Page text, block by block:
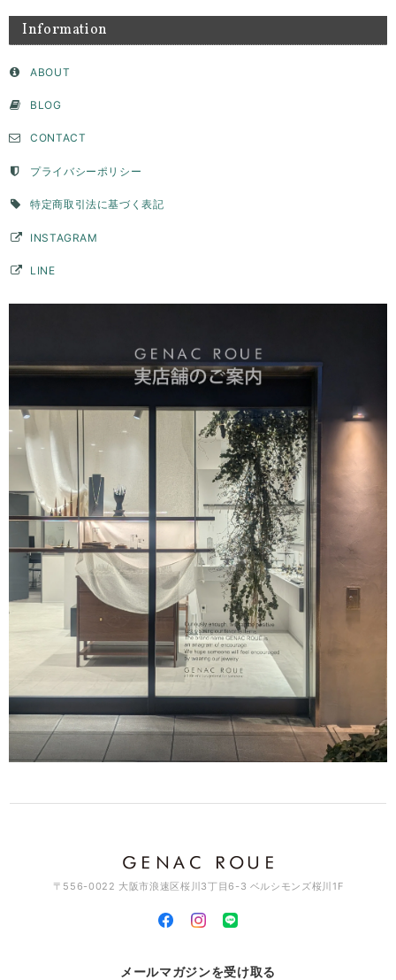
Information
ABOUT
BLOG
CONTACT
プライバシーポリシー
特定商取引法に基づく表記
INSTAGRAM
LINE
〒556-0022 大阪市浪速区桜川3丁目6-3 ベルシモンズ桜川1F
メールマガジンを受け取る